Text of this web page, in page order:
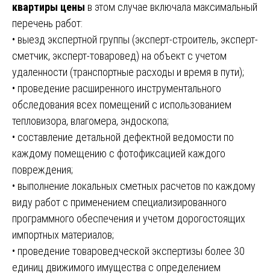
квартиры цены в этом случае включала максимальный
перечень работ:
• выезд экспертной группы (эксперт-строитель, эксперт-
сметчик, эксперт-товаровед) на объект с учетом
удаленности (транспортные расходы и время в пути);
• проведение расширенного инструментального
обследования всех помещений с использованием
тепловизора, влагомера, эндоскопа;
• составление детальной дефектной ведомости по
каждому помещению с фотофиксацией каждого
повреждения;
• выполнение локальных сметных расчетов по каждому
виду работ с применением специализированного
программного обеспечения и учетом дорогостоящих
импортных материалов;
• проведение товароведческой экспертизы более 30
единиц движимого имущества с определением